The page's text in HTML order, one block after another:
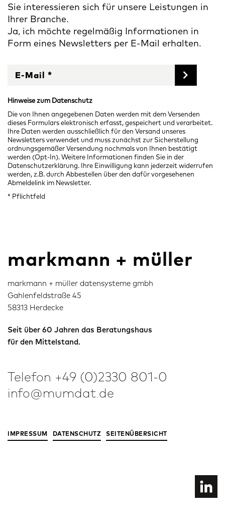
Sie interessieren sich für unsere Leistungen in
Ihrer Branche.
Ja, ich möchte regelmäßig Informationen in
Form eines Newsletters per E-Mail erhalten.
Hinweise zum Datenschutz
Die von Ihnen angegebenen Daten werden mit dem Versenden
dieses Formulars elektronisch erfasst, gespeichert und verarbeitet.
Ihre Daten werden ausschließlich für den Versand unseres
Newsletters verwendet und muss zunächst zur Sicherstellung
ordnungsgemäßer Versendung nochmals von Ihnen bestätigt
werden (Opt-In). Weitere Informationen finden Sie in der
Datenschutzerklärung. Ihre Einwilligung kann jederzeit widerrufen
werden, z.B. durch Abbestellen über den dafür vorgesehenen
Abmeldelink im Newsletter.
* Pflichtfeld
markmann + müller
markmann + müller datensysteme gmbh
Gahlenfeldstraße 45
58313 Herdecke
Seit über 60 Jahren das Beratungshaus
für den Mittelstand.
Telefon +49 (0)2330 801-0
info@mumdat.de
IMPRESSUM DATENSCHUTZ SEITENÜBERSICHT